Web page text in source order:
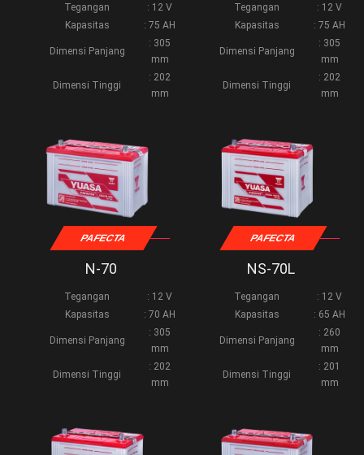
Tegangan
: 12 V
Kapasitas
: 75 AH
Dimensi Panjang
: 305
mm
Dimensi Tinggi
: 202
mm
Tegangan
: 12 V
Kapasitas
: 75 AH
Dimensi Panjang
: 305
mm
Dimensi Tinggi
: 202
mm
PAFECTA
N-70
Tegangan
: 12 V
Kapasitas
: 70 AH
Dimensi Panjang
: 305
mm
Dimensi Tinggi
: 202
mm
PAFECTA
NS-70L
Tegangan
: 12 V
Kapasitas
: 65 AH
Dimensi Panjang
: 260
mm
Dimensi Tinggi
: 201
mm